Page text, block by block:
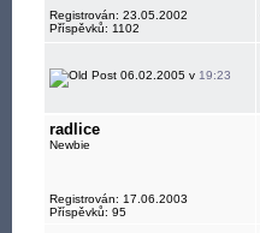
Registrován: 23.05.2002
Příspěvků: 1102
06.02.2005 v 19:23
radlice
Newbie
Registrován: 17.06.2003
Příspěvků: 95